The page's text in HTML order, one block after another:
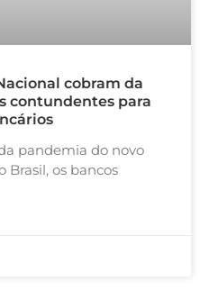
cobram da
contundentes para
pandemia do novo
Brasil, os bancos